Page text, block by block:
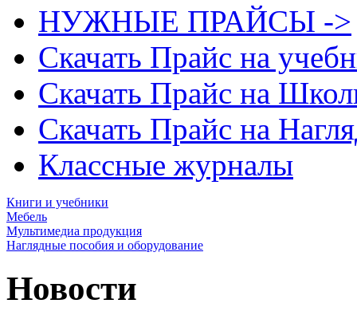
НУЖНЫЕ ПРАЙСЫ ->
Скачать Прайс на
Скачать Прайс на
Скачать Прайс на
Классные журналы
Книги и учебники
Мебель
Мультимедиа продукция
Наглядные пособия и оборудование
Новости